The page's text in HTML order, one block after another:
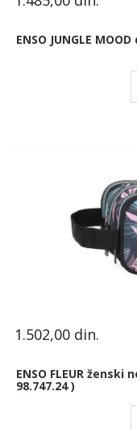
ENSO JUNGLE
1.502,00 din.
ENSO FLEUR
98.747.24 )